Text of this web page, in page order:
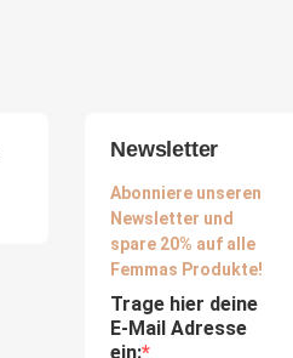
Newsletter
Abonniere unseren
Newsletter und
spare 20% auf alle
Femmas Produkte!
Trage hier deine
E-Mail Adresse
ein: